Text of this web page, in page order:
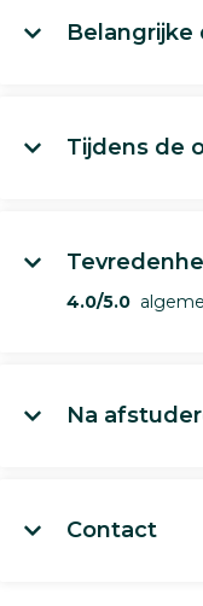
Belangrijke
Tijdens de
4.0/5.0
Na
Contact